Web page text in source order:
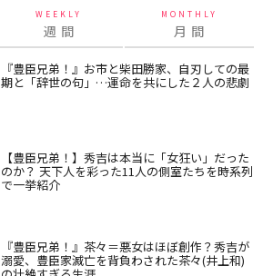
WEEKLY
週 間
MONTHLY
月 間
『豊臣兄弟！』お市と柴田勝家、自刃しての最
期と「辞世の句」…運命を共にした２人の悲劇
【豊臣兄弟！】秀吉は本当に「女狂い」だった
のか？ 天下人を彩った11人の側室たちを時系列
で一挙紹介
『豊臣兄弟！』茶々＝悪女はほぼ創作？秀吉が
溺愛、豊臣家滅亡を背負わされた茶々(井上和)